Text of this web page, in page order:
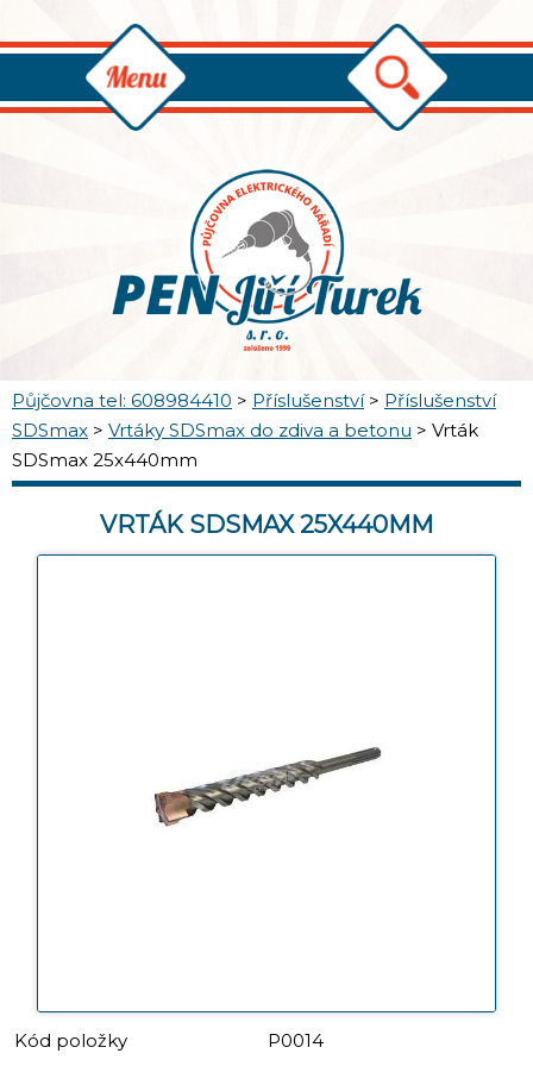
Půjčovna tel: 608984410 > Příslušenství> Příslušenství
SDSmax > Vrtáky SDSmax do zdiva a betonu > Vrták
SDSmax 25x440mm
VRTÁK SDSMAX 25X440MM
Kód položky
P0014